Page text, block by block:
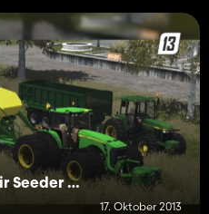
John Deere 1910 1890 Air Seeder Beta
17. Oktober 2013